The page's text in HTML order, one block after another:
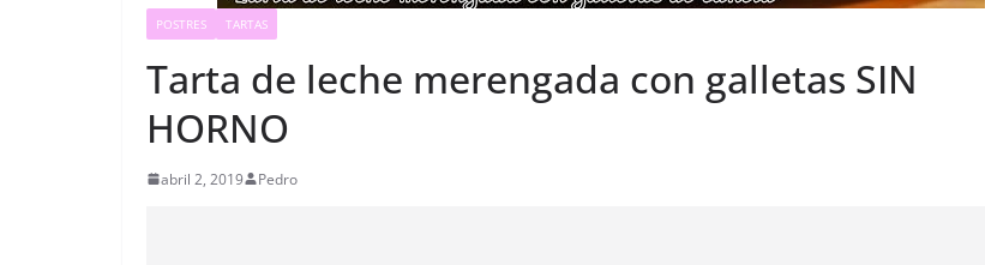
POSTRES TARTAS
Tarta de leche merengada con galletas SIN
HORNO
abril 2, 2019 Pedro